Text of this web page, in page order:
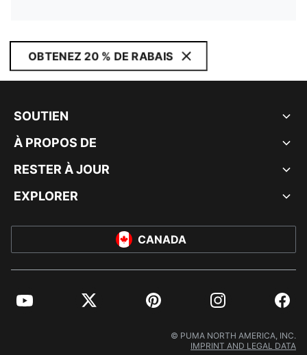
OBTENEZ 20 % DE RABAIS
SOUTIEN
À PROPOS DE
RESTER À JOUR
EXPLORER
CANADA
YouTube Twitter Pinterest Instagram
© PUMA NORTH AMERICA, INC.
IMPRINT AND LEGAL DATA